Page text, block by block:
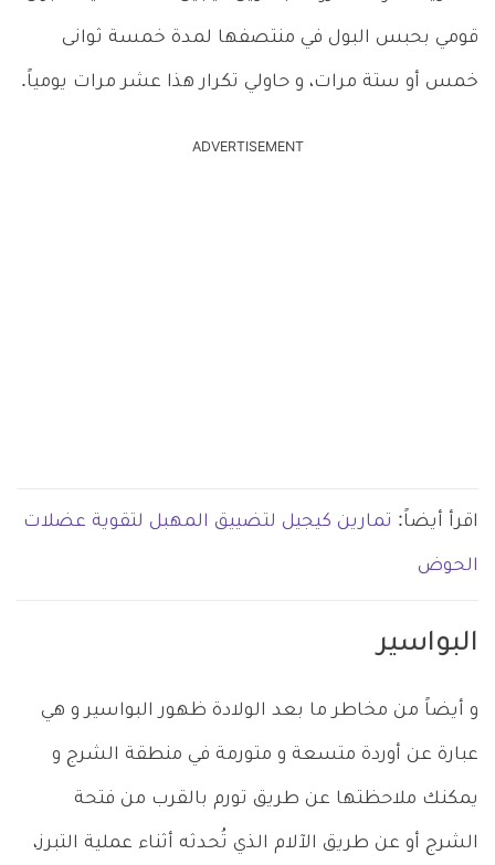
قومي بحبس البول في منتصفها لمدة خمسة ثوانى
خمس أو ستة مرات، و حاولي تكرار هذا عشر مرات يومياً.
ADVERTISEMENT
اقرأ أيضاً: تمارين كيجيل لتضييق المهبل لتقوية عضلات
الحوض
البواسير
و أيضاً من مخاطر ما بعد الولادة ظهور البواسير و هي
عبارة عن أوردة متسعة و متورمة في منطقة الشرج و
يمكنك ملاحظتها عن طريق تورم بالقرب من فتحة
الشرج أو عن طريق الآلام الذي تُحدثه أثناء عملية التبرز،